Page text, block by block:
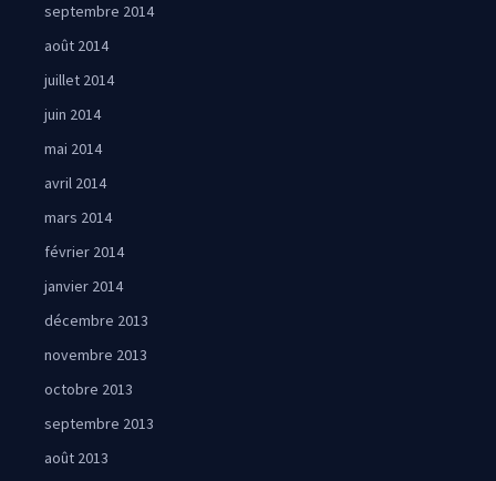
septembre 2014
août 2014
juillet 2014
juin 2014
mai 2014
avril 2014
mars 2014
février 2014
janvier 2014
décembre 2013
novembre 2013
octobre 2013
septembre 2013
août 2013